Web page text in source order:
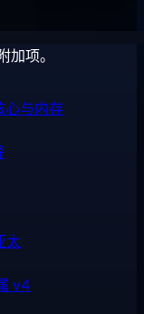
项。
心与内存
太
v4